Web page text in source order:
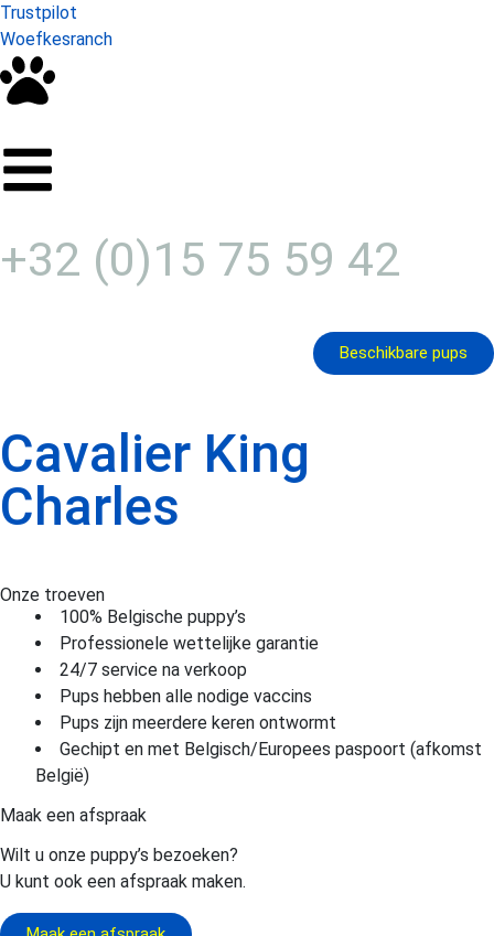
Trustpilot
Woefkesranch
+32 (0)15 75 59 42
Beschikbare pups
Cavalier King
Charles
Onze troeven
100% Belgische puppy’s
Professionele wettelijke garantie
24/7 service na verkoop
Pups hebben alle nodige vaccins
Pups zijn meerdere keren ontwormt
Gechipt en met Belgisch/Europees paspoort (afkomst
België)
Maak een afspraak
Wilt u onze puppy’s bezoeken?
U kunt ook een afspraak maken.